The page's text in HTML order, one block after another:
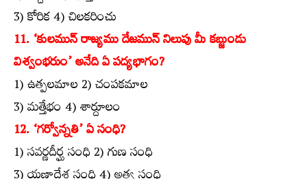
3) కోరిక 4) చిలకరించు
11. ‘కులమున్‌ రాజ్యము దేజమున్‌ నిలుపు మీ కబ్జుండు
విశ్వంభరుం’ అనేది ఏ పద్యభాగం?
1) ఉత్పలమాల 2) చంపకమాల
3) మత్తేభం 4) శార్దూలం
12. ‘గర్వోన్నతి’ ఏ సంధి?
1) సవర్ణదీర్ఘ సంధి 2) గుణ సంధి